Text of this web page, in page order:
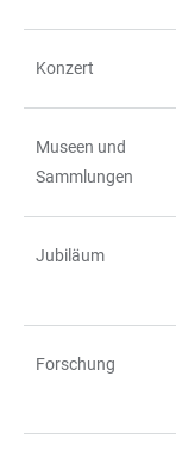
Konzert
Museen und
Sammlungen
Jubiläum
Forschung